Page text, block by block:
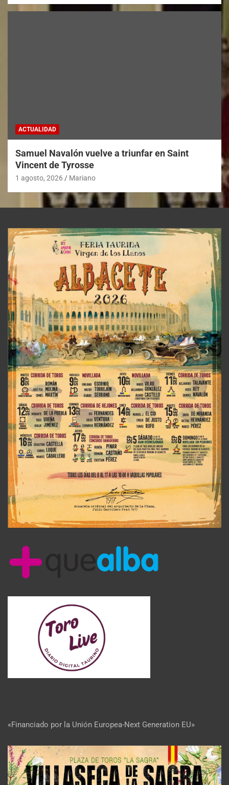
ACTUALIDAD
Samuel Navalón vuelve a triunfar en Saint
Vincent de Tyrosse
1 agosto, 2026 Mariano
«Financiado por la Unión Europea-Next Generation EU»